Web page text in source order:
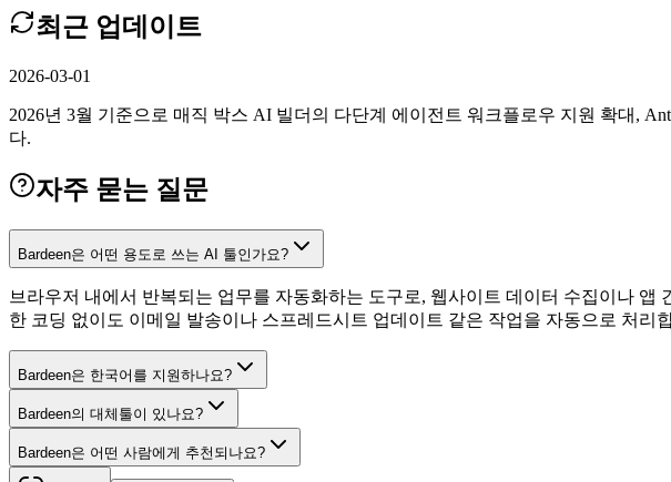
최근 업데이트
2026-03-01
2026년 3월 기준으로 매직 박스 AI 빌더의 다단계 에이전트 워크플로우 지원 확대,
다.
자주 묻는 질문
Bardeen은 어떤 용도로 쓰는 AI 툴인가요?
브라우저 내에서 반복되는 업무를 자동화하는 도구로, 웹사이트 데이터 수집이나
한 코딩 없이도 이메일 발송이나 스프레드시트 업데이트 같은 작업을 자동으로 처리
Bardeen은 한국어를 지원하나요?
Bardeen의 대체툴이 있나요?
Bardeen은 어떤 사람에게 추천되나요?